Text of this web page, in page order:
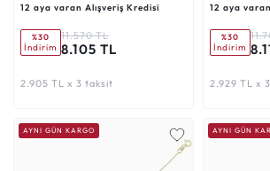
12 aya varan Alışveriş Kredisi
%30
İndirim
11.570 TL
8.105 TL
2.905 TL x 3 taksit
12 aya
%30
İndirim
2.929 TL x
AYNI GÜN KARGO AYNI GÜN